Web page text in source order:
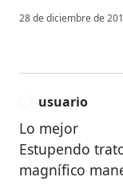
28 de diciembre de
usuario
Lo mejor
Estupendo
magnífico